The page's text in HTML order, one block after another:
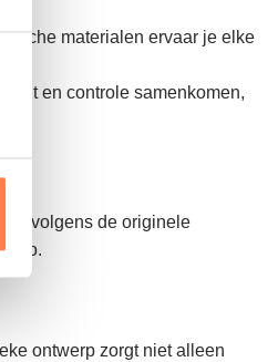
materialen ervaar je elke
en controle samenkomen,
volgens de originele
ontwerp zorgt niet alleen